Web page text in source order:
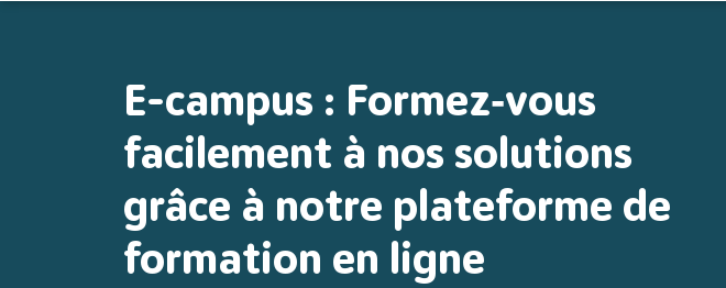
E-campus : Formez‑vous
facilement à nos solutions
grâce à notre plateforme de
formation en ligne